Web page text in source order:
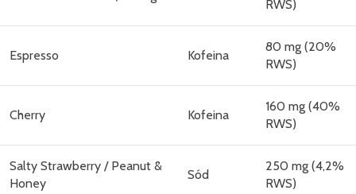
RWS)
Espresso Kofeina
80 mg (20%
RWS)
Cherry Kofeina
160 mg (40%
RWS)
Salty Strawberry / Peanut &
Honey
Sód
250 mg (4,2%
RWS)